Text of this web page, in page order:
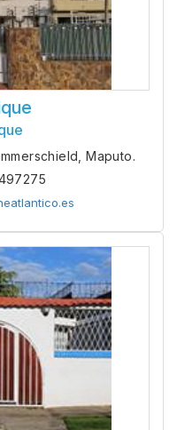
Maputo.